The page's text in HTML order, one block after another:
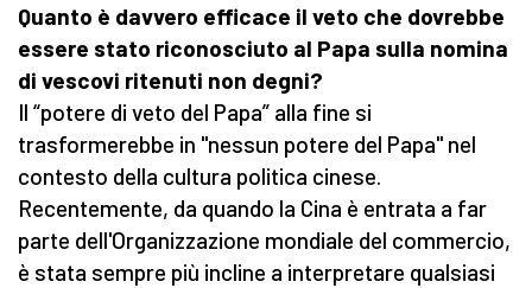
Quanto è davvero efficace il veto che dovrebbe
essere stato riconosciuto al Papa sulla nomina
di vescovi ritenuti non degni?
Il “potere di veto del Papa” alla fine si
trasformerebbe in "nessun potere del Papa" nel
contesto della cultura politica cinese.
Recentemente, da quando la Cina è entrata a far
parte dell'Organizzazione mondiale del commercio,
è stata sempre più incline a interpretare qualsiasi